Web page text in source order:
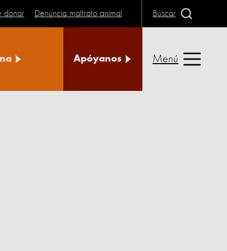
donar Denuncia maltrato animal Buscar
Apóyanos Menú